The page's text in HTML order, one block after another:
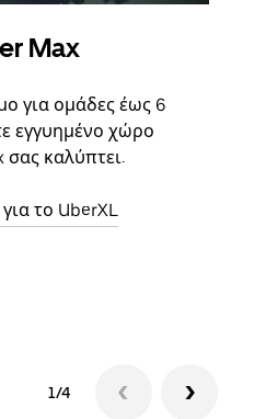
Max
για ομάδες έως 6
εγγυημένο χώρο
καλύπτει.
το UberXL
1/4